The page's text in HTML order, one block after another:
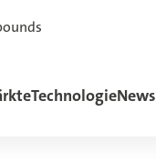
TechnologieNews